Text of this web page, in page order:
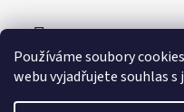
Používáme soubory
webu vyjadřujete souhlas s
info@
+420 775 608 860